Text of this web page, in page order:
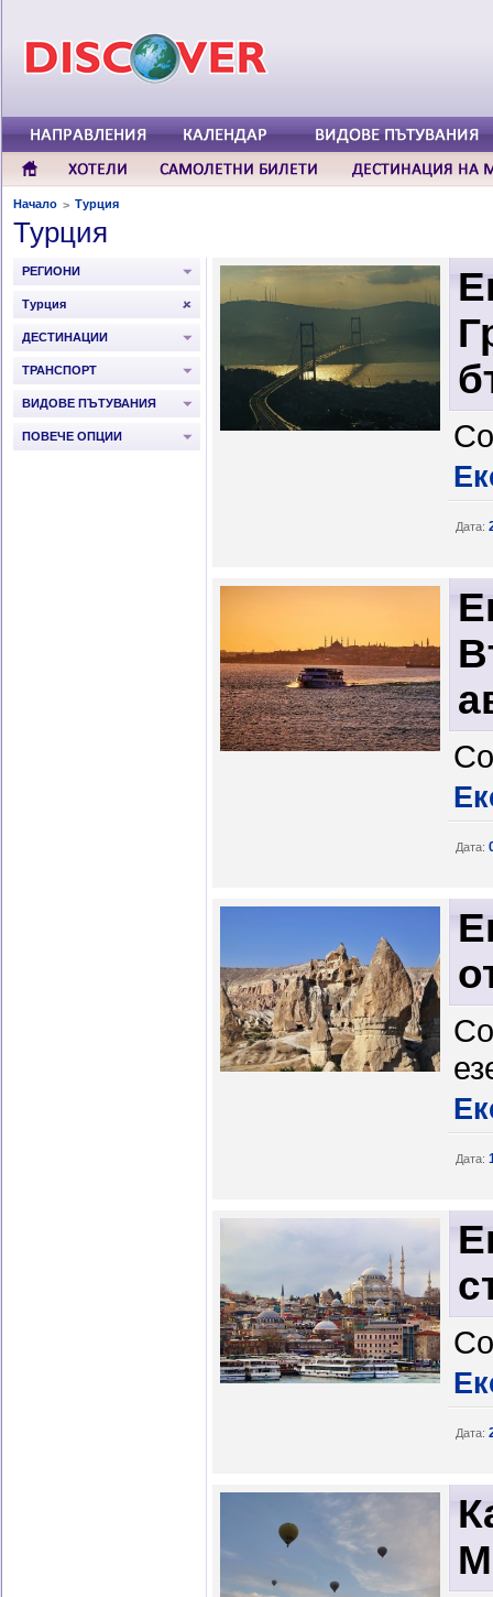
Начало > Турция
Турция
РЕГИОНИ
Турция
ДЕСТИНАЦИИ
ТРАНСПОРТ
ВИДОВЕ ПЪТУВАНИЯ
ПОВЕЧЕ ОПЦИИ
Дата:
Дата:
Дата:
Дата: